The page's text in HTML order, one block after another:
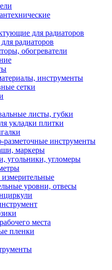
для радиаторов
радиаторов
обогреватели
инструменты
сетки
листы, губки
укладки плитки
разметочные инструменты
маркеры
угольники, угломеры
измерительные
уровни, отвесы
места
пленки